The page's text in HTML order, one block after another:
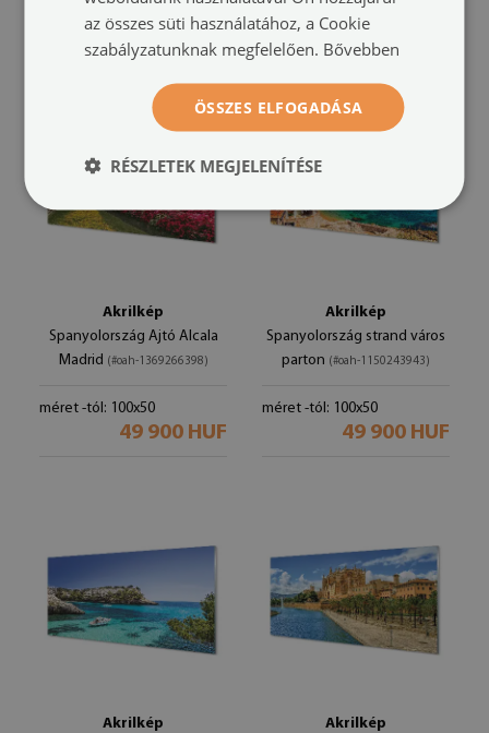
49 900 HUF 49 900 HUF
Akrilkép
Spanyolország Ajtó Alcala
Madrid (#oah-1369266398)
méret -tól: 100x50
49 900 HUF
Akrilkép
Spanyolország strand város
parton (#oah-1150243943)
méret -tól: 100x50
49 900 HUF
Akrilkép
Akrilkép
az összes süti használatához, a Cookie
szabályzatunknak megfelelően. Bővebben
ÖSSZES ELFOGADÁSA
RÉSZLETEK MEGJELENÍTÉSE